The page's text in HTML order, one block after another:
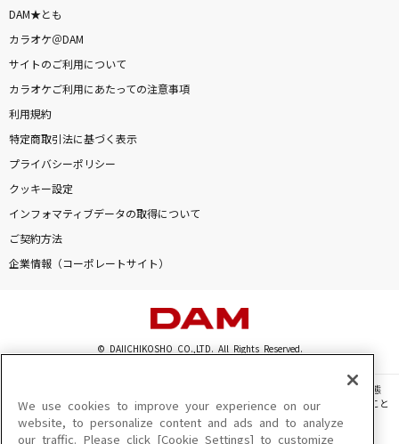
I LOVE...
Official髭男dism
ワンダーランドと羊の歌
ハチ feat.初音ミク
キャラクター
緑黄色社会
もっと見る
カラオケ最新情報をチェック！
DAM★とも
カラオケ＠DAM
サイトのご利用について
カラオケご利用にあたっての注意事項
利用規約
特定商取引法に基づく表示
プライバシーポリシー
クッキー設定
インフォマティブデータの取得について
ご契約方法
企業情報（コーポレートサイト）
© DAIICHIKOSHO CO.,LTD. All Rights Reserved.
このサイトに掲載されている一切の文章・画像・写真・動画・音声等を、手段や形態
を問わず、著作権法の定める範囲を超えて無断で複製、転載、ファイル化などすること
を禁じます。
We use cookies to improve your experience on our
website, to personalize content and ads and to analyze
our traffic. Please click [Cookie Settings] to customize